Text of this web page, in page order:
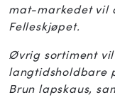
mat-markedet vil
Felleskjøpet.
Øvrig sortiment
langtidsholdbare
Brun lapskaus,